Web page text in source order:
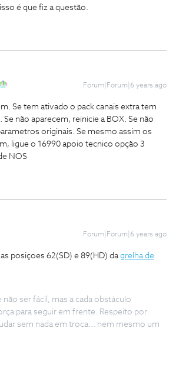
é que fiz a questão.
Forum|Forum|6 years ago
Se tem ativado o pack canais extra tem
não aparecem, reinicie a BOX. Se não
originais. Se mesmo assim os
ligue o 16990 apoio tecnico opção 3
NOS
Forum|Forum|6 years ago
posiçoes 62(SD) e 89(HD) dagrelha de
não ser fácil, mas a cada obstáculo
para seguir em frente. Respeito por
sem nada em troca... nem mesmo um